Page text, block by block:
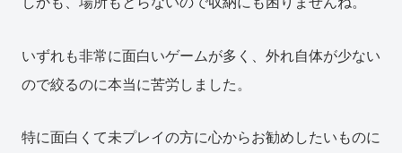
いずれも非常に面白いゲームが多く、外れ自体が少ない
ので絞るのに本当に苦労しました。
特に面白くて未プレイの方に心からお勧めしたいものに